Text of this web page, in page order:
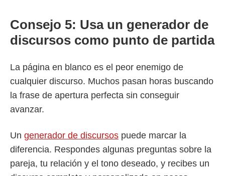
Consejo 5: Usa un generador de
discursos como punto de partida
La página en blanco es el peor enemigo de
cualquier discurso. Muchos pasan horas buscando
la frase de apertura perfecta sin conseguir
avanzar.
Un generador de discursos puede marcar la
diferencia. Respondes algunas preguntas sobre la
pareja, tu relación y el tono deseado, y recibes un